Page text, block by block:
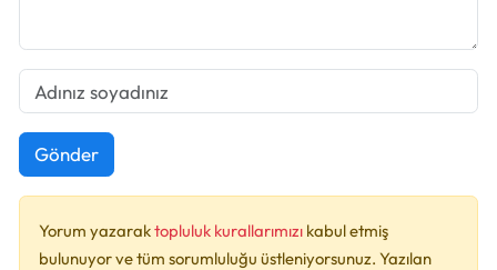
Gönder
Yorum yazaraktopluluk kurallarımızı kabul etmiş
bulunuyor ve tüm sorumluluğu üstleniyorsunuz. Yazılan